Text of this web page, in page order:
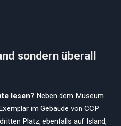
sondern überall
lesen? Neben dem Museum
im Gebäude von CCP
Platz, ebenfalls auf Island,